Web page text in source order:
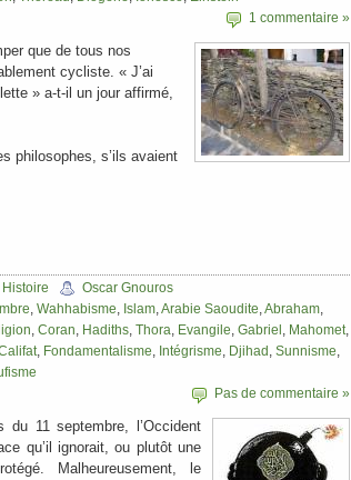
1 commentaire »
que de tous nos
cycliste. « J’ai
» a-t-il un jour affirmé,
philosophes, s’ils avaient
Histoire
Oscar Gnouros
, Wahhabisme, Islam,Arabie Saoudite,Abraham,
, Coran, Hadiths, Thora, Evangile, Gabriel , Mahomet,
, Fondamentalisme, Intégrisme, Djihad , Sunnisme,
Pas de commentaire »
du 11 septembre, l’Occident
qu’il ignorait, ou plutôt une
Malheureusement, le